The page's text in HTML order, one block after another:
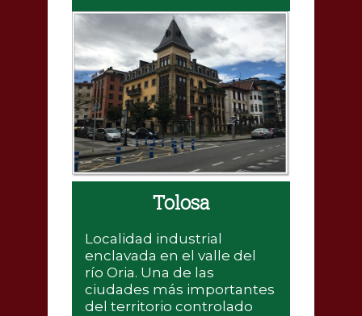
Tolosa
Localidad industrial
enclavada en el valle del
río Oria. Una de las
ciudades más importantes
del territorio controlado